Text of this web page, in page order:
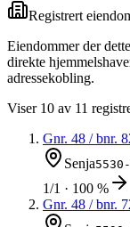
Registrert
Eiendommer der
direkte
adressekobling.
Viser 10 av 11
Gnr. 48 / bnr.
Senja
1/1 · 100 %
Gnr. 48 / bnr.